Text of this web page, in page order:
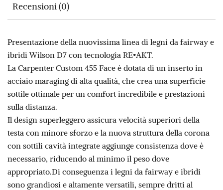
Recensioni (0)
Presentazione della nuovissima linea di legni da fairway e
ibridi Wilson D7 con tecnologia RE•AKT.
La Carpenter Custom 455 Face è dotata di un inserto in
acciaio maraging di alta qualità, che crea una superficie
sottile ottimale per un comfort incredibile e prestazioni
sulla distanza.
Il design superleggero assicura velocità superiori della
testa con minore sforzo e la nuova struttura della corona
con sottili cavità integrate aggiunge consistenza dove è
necessario, riducendo al minimo il peso dove
appropriato.Di conseguenza i legni da fairway e ibridi
sono grandiosi e altamente versatili, sempre dritti al